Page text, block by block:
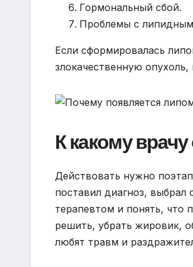
Гормональный сбой.
Проблемы с
Если сформировалась
злокачественную
К какому
Действовать нужно
поставил диагноз, выбрал
терапевтом и понять, что
решить, убрать жировик,
любят травм и